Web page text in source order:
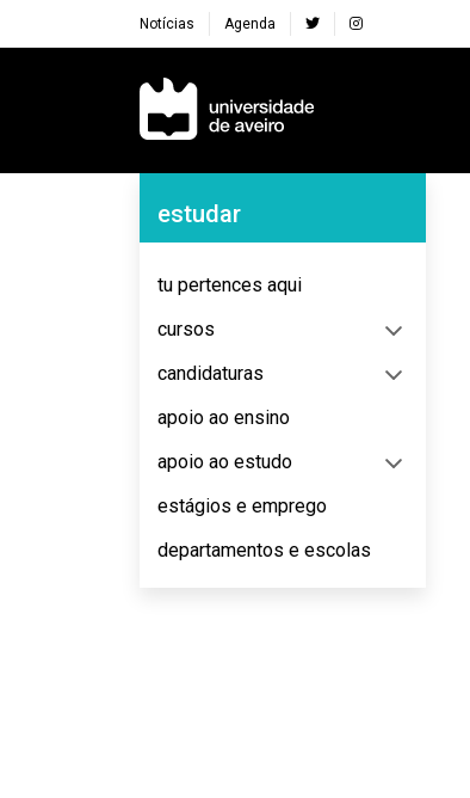
Notícias Agenda
Navegação Principal
Navegação Lateral
estudar
tu pertences aqui
cursos
candidaturas
apoio ao ensino
apoio ao estudo
estágios e emprego
departamentos e escolas